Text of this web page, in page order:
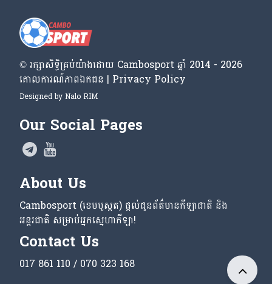
© រក្សា​សិទ្ធិ​គ្រប់​យ៉ាង​ដោយ​ Cambosport ឆ្នាំ 2014 - 2026
គោលការណ៍​ភាព​ឯកជន | Privacy Policy
Designed by Nalo RIM
Our Social Pages
About Us
Cambosport (ខេមបូស្ពត) ផ្តល់ជូនព័ត៌មានកីឡាជាតិ និង
អន្តរជាតិ សម្រាប់អ្នកស្នេហាកីឡា!
Contact Us
017 861 110 / 070 323 168